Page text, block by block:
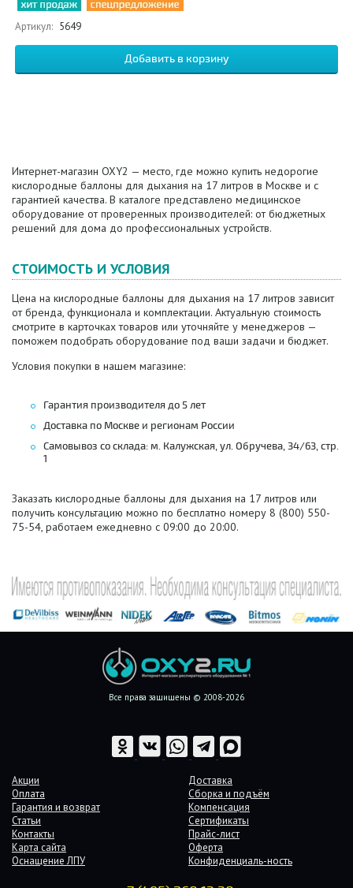
Артикул: 5649
Интернет-магазин OXY2 — место, где можно купить недорогие
кислородные баллоны для дыхания на 17 литров в Москве и с
гарантией качества. В каталоге представлено медицинское
оборудование от проверенных производителей: от бюджетных
решений для дома до профессиональных устройств.
СТОИМОСТЬ И УСЛОВИЯ
Цена на кислородные баллоны для дыхания на 17 литров зависит
от бренда, функционала и комплектации. Актуальную стоимость
смотрите в карточках товаров или уточняйте у менеджеров —
поможем подобрать оборудование под ваши задачи и бюджет.
Условия покупки в нашем магазине:
Гарантия производителя до 5 лет
Доставка по Москве и регионам России
Самовывоз со склада: м. Калужская, ул. Обручева, 34/63, стр.
1
Заказать кислородные баллоны для дыхания на 17 литров или
получить консультацию можно по бесплатно номеру 8 (800) 550-
75-54, работаем ежедневно с 09:00 до 20:00.
Все права защищены © 2008-2026
Акции
Доставка
Оплата
Сборка и подъём
Гарантия и возврат
Компенсация
Статьи
Сертификаты
Контакты
Прайс-лист
Карта сайта
Оферта
Оснащение ЛПУ
Конфиденциаль-ность